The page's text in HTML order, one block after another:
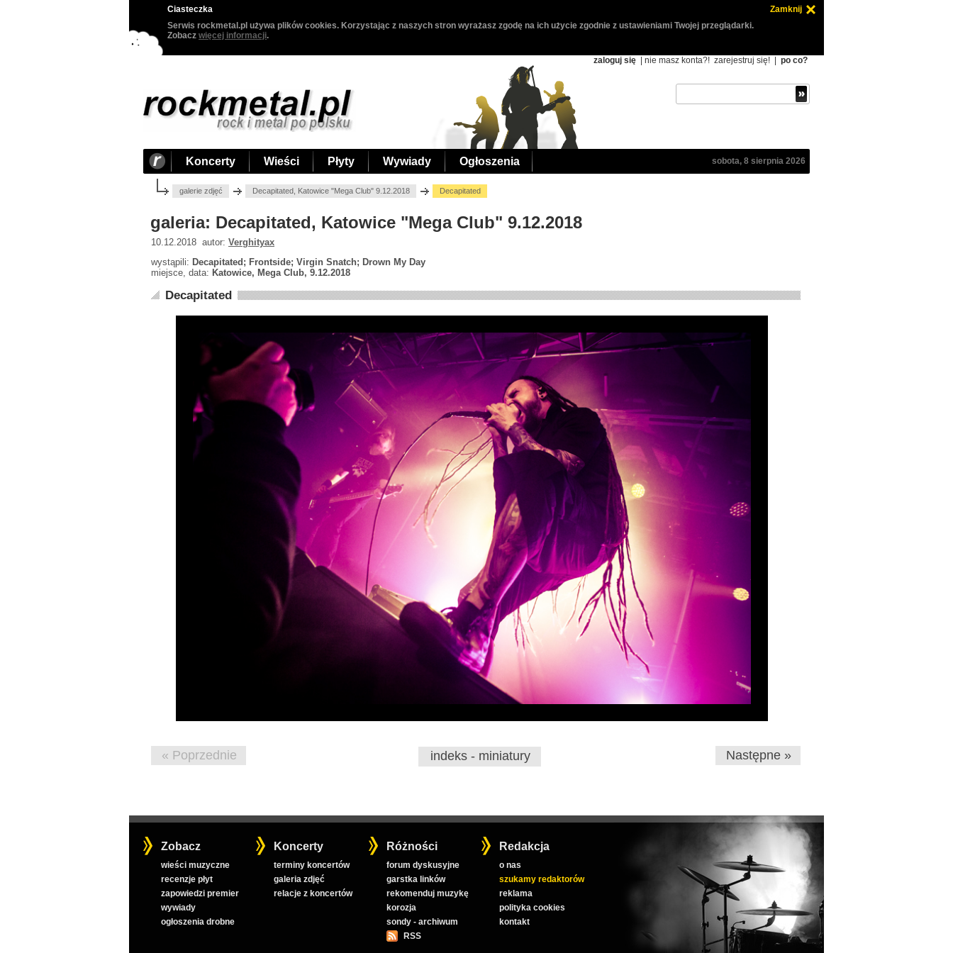
Ciasteczka
Zamknij
Serwis rockmetal.pl używa plików cookies. Korzystając z naszych stron wyrażasz zgodę na ich użycie zgodnie z ustawieniami Twojej przeglądarki.
Zobacz więcej informacji.
zaloguj się | nie masz konta?! zarejestruj się! po co?
Koncerty Wieści Płyty Wywiady Ogłoszenia sobota, 8 sierpnia 2026
galerie zdjęć Decapitated, Katowice "Mega Club" 9.12.2018 Decapitated
galeria: Decapitated, Katowice "Mega Club" 9.12.2018
10.12.2018 autor: Verghityax
wystąpili: Decapitated; Frontside; Virgin Snatch; Drown My Day
miejsce, data: Katowice, Mega Club, 9.12.2018
Decapitated
« Poprzednie indeks - miniatury Następne »
Zobacz
wieści muzyczne
recenzje płyt
zapowiedzi premier
wywiady
ogłoszenia drobne
Koncerty
terminy koncertów
galeria zdjęć
relacje z koncertów
Różności
forum dyskusyjne
garstka linków
rekomenduj muzykę
korozja
sondy - archiwum
RSS
Redakcja
o nas
szukamy redaktorów
reklama
polityka cookies
kontakt